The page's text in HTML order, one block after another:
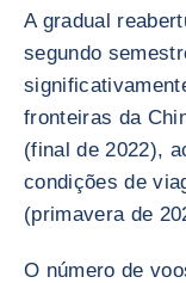
A gradual
segundo
fronteiras da
(final de 2022),
condições de
(primavera de
O número de